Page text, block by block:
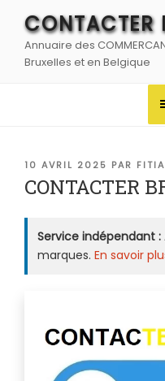
contenu
principal
CONTACTER
Annuaire des
Bruxelles et en Belgique
PUBLIÉ
LE
10 AVRIL 2025 PAR
CONTACTER
Service indépendant :
marques. En savoir